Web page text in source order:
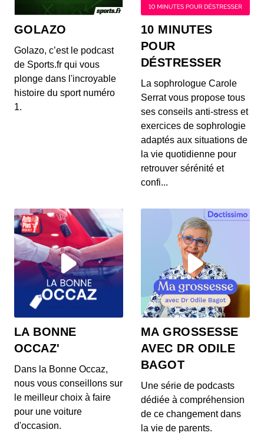
Pleins Phares - Épisode 18
00:33:06 - IL Y A 4 ANS
Au sommaire de ce 18e épisode de Pleins Phares
: les aides sur le télépéage, une mise en lumière...
Pleins Phares - Épisode 17
00:42:25 - IL Y A 4 ANS
Au sommaire de ce 17e épisode de Pleins Phares
: les changements du code de la route pour 2022,
Pleins Phares - Épisode 16
00:36:15 - IL Y A 4 ANS
Au sommaire de ce 16 épisode : la location de
Pleins Phares - Épisode 15
00:44:09 - IL Y A 4 ANS
Au sommaire de ce 15e épisode de Pleins Phares
: les taxes sur le carburant, l'avenir de ces dern...
Pleins Phares - Épisode 14
00:35:01 - IL Y A 4 ANS
Au sommaire de ce 14e épisode : une usine de
lithium en Alsace d'ici 2024, des autocollants
Pleins Phares - Épisode 13
00:33:04 - IL Y A 4 ANS
Au sommaire, la fin des moteurs thermiques pour
2035, l'édition 2022 des 24h du Mans et le GP
GOLAZO
Golazo, c’est le podcast
de Sports.fr qui vous
plonge dans l'incroyable
histoire du sport numéro
1.
10 MINUTES
POUR
DÉSTRESSER
La sophrologue Carole
Serrat vous propose tous
ses conseils anti-stress et
exercices de sophrologie
adaptés aux situations de
la vie quotidienne pour
retrouver sérénité et
confi...
LA BONNE
OCCAZ'
Dans la Bonne Occaz,
nous vous conseillons sur
le meilleur choix à faire
pour une voiture
d'occasion.
MA GROSSESSE
AVEC DR ODILE
BAGOT
Une série de podcasts
dédiée à compréhension
de ce changement dans
la vie de parents.